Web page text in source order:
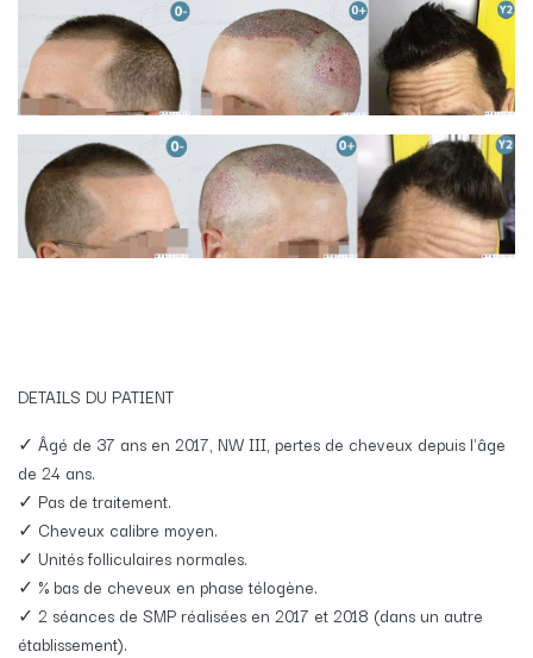
DETAILS DU PATIENT
✓ Âgé de 37 ans en 2017, NW III, pertes de cheveux depuis l'âge
de 24 ans.
✓ Pas de traitement.
✓ Cheveux calibre moyen.
✓ Unités folliculaires normales.
✓ % bas de cheveux en phase télogène.
✓ 2 séances de SMP réalisées en 2017 et 2018 (dans un autre
établissement).